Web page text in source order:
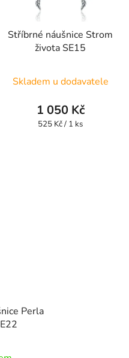
Stříbrné náušnice Strom
života SE15
Skladem u dodavatele
1 050 Kč
Měrná
525 Kč / 1 ks
Perla